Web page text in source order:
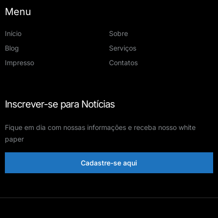
Menu
Início
Sobre
Blog
Serviços
Impresso
Contatos
Inscrever-se para Notícias
Fique em dia com nossas informações e receba nosso white
paper
Cadastre-se aqui